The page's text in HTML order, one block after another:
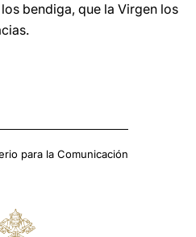
bendiga, que la Virgen los
para la Comunicación